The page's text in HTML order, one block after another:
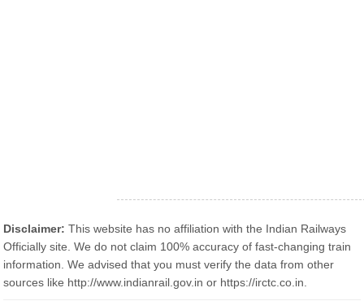
Disclaimer: This website has no affiliation with the Indian Railways
Officially site. We do not claim 100% accuracy of fast-changing train
information. We advised that you must verify the data from other
sources like http://www.indianrail.gov.in or https://irctc.co.in.